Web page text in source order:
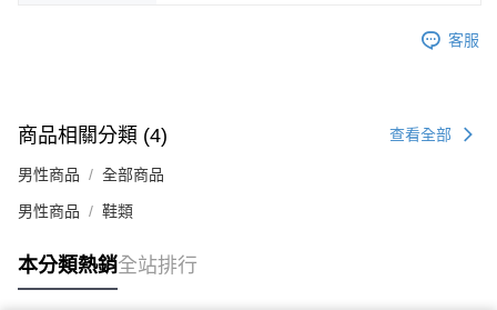
客服
商品相關分類 (4) 查看全部
男性商品 全部商品
男性商品 鞋類
本分類熱銷全站排行